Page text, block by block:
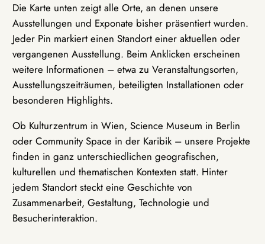
Die Karte unten zeigt alle Orte, an denen unsere
Ausstellungen und Exponate bisher präsentiert wurden.
Jeder Pin markiert einen Standort einer aktuellen oder
vergangenen Ausstellung. Beim Anklicken erscheinen
weitere Informationen – etwa zu Veranstaltungsorten,
Ausstellungszeiträumen, beteiligten Installationen oder
besonderen Highlights.
Ob Kulturzentrum in Wien, Science Museum in Berlin
oder Community Space in der Karibik – unsere Projekte
finden in ganz unterschiedlichen geografischen,
kulturellen und thematischen Kontexten statt. Hinter
jedem Standort steckt eine Geschichte von
Zusammenarbeit, Gestaltung, Technologie und
Besucherinteraktion.